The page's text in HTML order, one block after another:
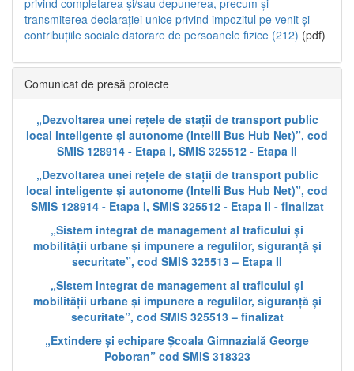
privind completarea și/sau depunerea, precum și
transmiterea declarației unice privind impozitul pe venit și
contribuțiile sociale datorare de persoanele fizice (212) (pdf)
Comunicat de presă proiecte
„Dezvoltarea unei rețele de stații de transport public
local inteligente și autonome (Intelli Bus Hub Net)”, cod
SMIS 128914 - Etapa I, SMIS 325512 - Etapa II
„Dezvoltarea unei rețele de stații de transport public
local inteligente și autonome (Intelli Bus Hub Net)”, cod
SMIS 128914 - Etapa I, SMIS 325512 - Etapa II - finalizat
„Sistem integrat de management al traficului și
mobilității urbane și impunere a regulilor, siguranță și
securitate”, cod SMIS 325513 – Etapa II
„Sistem integrat de management al traficului și
mobilității urbane și impunere a regulilor, siguranță și
securitate”, cod SMIS 325513 – finalizat
„Extindere și echipare Școala Gimnazială George
Poboran” cod SMIS 318323